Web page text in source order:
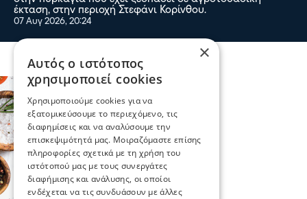
έκταση, στην περιοχή Στεφάνι Κορίνθου.
07 Αυγ 2026, 20:24
×
Αυτός ο ιστότοπος
χρησιμοποιεί cookies
Χρησιμοποιούμε cookies για να
εξατομικεύσουμε το περιεχόμενο, τις
διαφημίσεις και να αναλύσουμε την
επισκεψιμότητά μας. Μοιραζόμαστε επίσης
πληροφορίες σχετικά με τη χρήση του
ιστότοπού μας με τους συνεργάτες
διαφήμισης και ανάλυσης, οι οποίοι
ενδέχεται να τις συνδυάσουν με άλλες